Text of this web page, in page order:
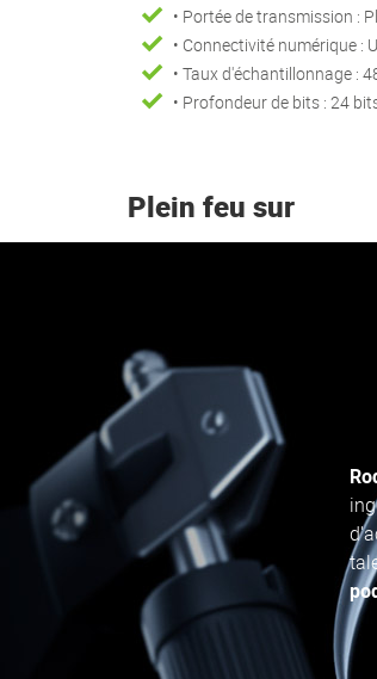
• Portée de transmission :
• Connectivité numérique :
• Taux d'échantillonnage :
• Profondeur de bits : 24
Plein feu sur
De